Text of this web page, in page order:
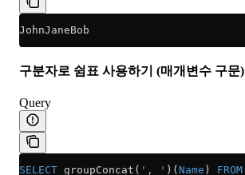
JohnJaneBob
구분자로 쉼표 사용하기 (매개변수 구문)
Query
SELECT groupConcat( ', ' )( Name ) FROM